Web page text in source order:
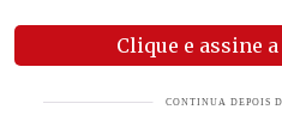
Clique e assine